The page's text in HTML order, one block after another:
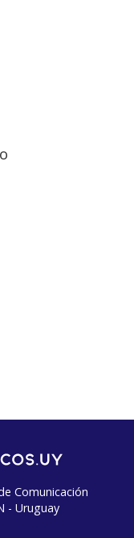
Comunicación
- Uruguay